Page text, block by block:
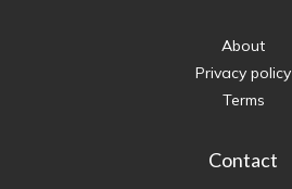
About
Privacy policy
Terms
Contact